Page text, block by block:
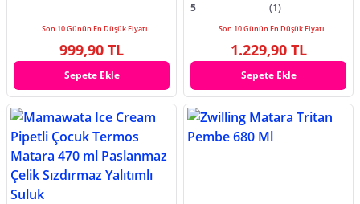
Son 10 Günün En Düşük Fiyatı
999,90 TL
Sepete Ekle
5
(1)
Son 10 Günün En Düşük Fiyatı
1.229,90 TL
Sepete Ekle